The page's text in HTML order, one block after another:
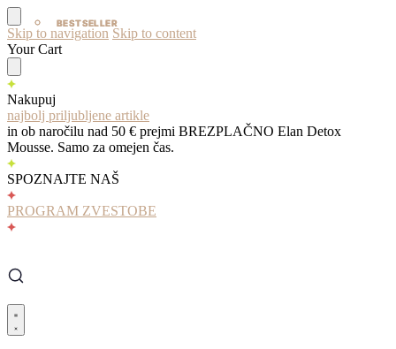
Skip to navigation Skip to content
Your Cart
Nakupuj
najbolj priljubljene artikle
in ob naročilu nad 50 € prejmi BREZPLAČNO Elan Detox
Mousse. Samo za omejen čas.
SPOZNAJTE NAŠ
PROGRAM ZVESTOBE
BESTSELLER
BESTSELLER